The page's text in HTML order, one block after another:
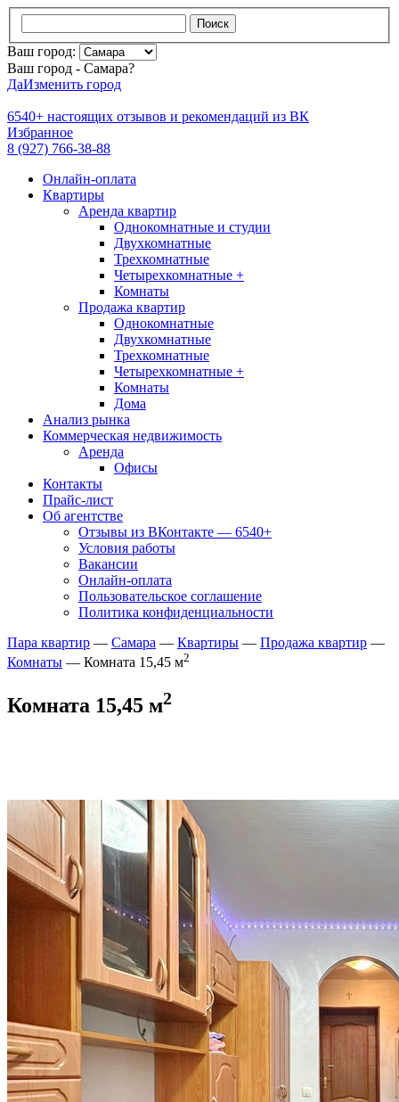
Поиск
Ваш город:
Ваш город - Самара?
ДаИзменить город
6540+ настоящих отзывов и рекомендаций из ВК
Избранное
8 (927) 766-38-88
Онлайн-оплата
Квартиры
Аренда квартир
Однокомнатные и студии
Двухкомнатные
Трехкомнатные
Четырехкомнатные +
Комнаты
Продажа квартир
Однокомнатные
Двухкомнатные
Трехкомнатные
Четырехкомнатные +
Комнаты
Дома
Анализ рынка
Коммерческая недвижимость
Аренда
Офисы
Контакты
Прайс-лист
Об агентстве
Отзывы из ВКонтакте — 6540+
Условия работы
Вакансии
Онлайн-оплата
Пользовательское соглашение
Политика конфиденциальности
Пара квартир — Самара — Квартиры — Продажа квартир —
Комнаты — Комната 15,45 м2
Комната 15,45 м2